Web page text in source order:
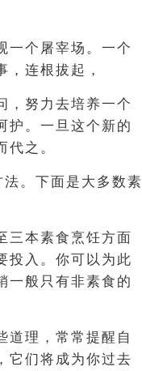
一个屠宰场。一个
连根拔起，
，努力去培养一个
护。一旦这个新的
之。
法。下面是大多数素
三本素食烹饪方面
投入。你可以为此
一般只有非素食的
道理，常常提醒自
它们将成为你过去